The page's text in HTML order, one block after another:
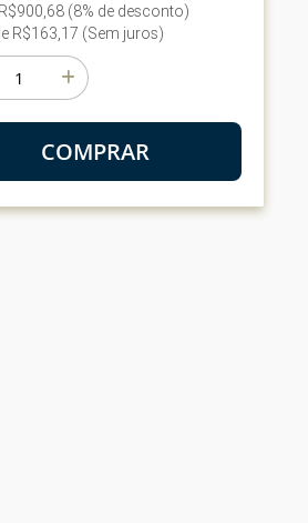
(8% de desconto)
R$163,17 (Sem juros)
COMPRAR